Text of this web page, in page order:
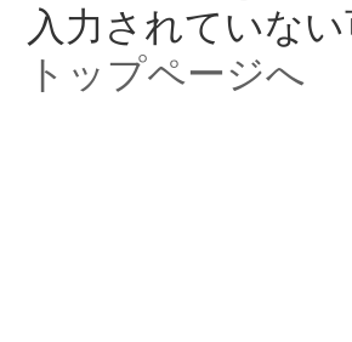
入力されていな
トップページへ